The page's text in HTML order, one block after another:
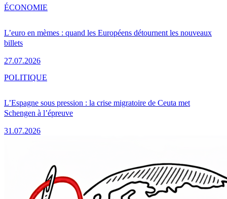
L’euro en mèmes : quand les Européens détournent les nouveaux
billets
27.07.2026
ÉCONOMIE
L’Espagne sous pression : la crise migratoire de Ceuta met
Schengen à l’épreuve
31.07.2026
POLITIQUE